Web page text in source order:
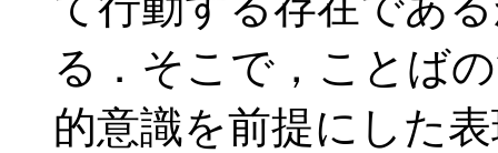
る．そこで，ことば
的意識を前提にした